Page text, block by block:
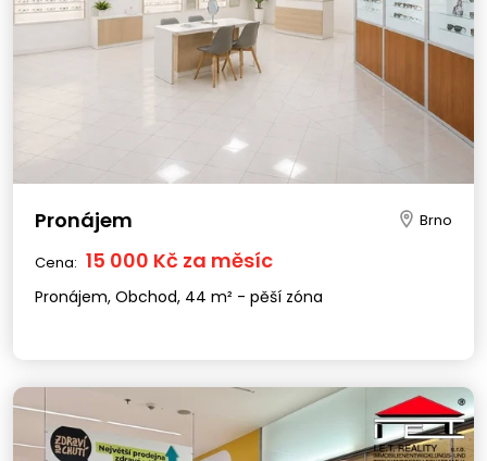
Pronájem Brno
Cena: 15 000 Kč za měsíc
Pronájem, Obchod, 44 m² - pěší zóna